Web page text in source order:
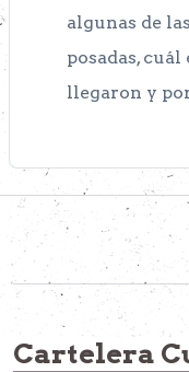
algunas de
posadas,
llegaron y
Cartelera